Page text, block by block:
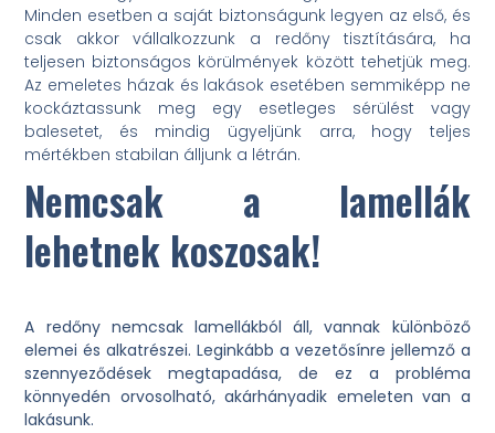
Minden esetben a saját biztonságunk legyen az első, és
csak akkor vállalkozzunk a redőny tisztítására, ha
teljesen biztonságos körülmények között tehetjük meg.
Az emeletes házak és lakások esetében semmiképp ne
kockáztassunk meg egy esetleges sérülést vagy
balesetet, és mindig ügyeljünk arra, hogy teljes
mértékben stabilan álljunk a létrán.
Nemcsak a lamellák
lehetnek koszosak!
A redőny nemcsak lamellákból áll, vannak különböző
elemei és alkatrészei. Leginkább a vezetősínre jellemző a
szennyeződések megtapadása, de ez a probléma
könnyedén orvosolható, akárhányadik emeleten van a
lakásunk.